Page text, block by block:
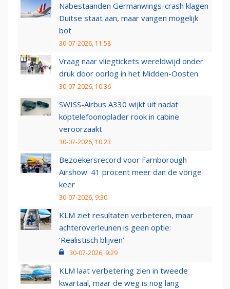
Nabestaanden Germanwings-crash klagen
Duitse staat aan, maar vangen mogelijk
bot
30-07-2026, 11:58
Vraag naar vliegtickets wereldwijd onder
druk door oorlog in het Midden-Oosten
30-07-2026, 10:36
SWISS-Airbus A330 wijkt uit nadat
koptelefoonoplader rook in cabine
veroorzaakt
30-07-2026, 10:23
Bezoekersrecord voor Farnborough
Airshow: 41 procent meer dan de vorige
keer
30-07-2026, 9:30
KLM ziet resultaten verbeteren, maar
achteroverleunen is geen optie:
‘Realistisch blijven’
30-07-2026, 9:29
KLM laat verbetering zien in tweede
kwartaal, maar de weg is nog lang